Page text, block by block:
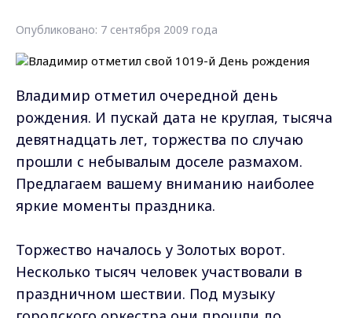
Опубликовано: 7 сентября 2009 года
Владимир отметил очередной день
рождения. И пускай дата не круглая, тысяча
девятнадцать лет, торжества по случаю
прошли с небывалым доселе размахом.
Предлагаем вашему вниманию наиболее
яркие моменты праздника.
Торжество началось у Золотых ворот.
Несколько тысяч человек участвовали в
праздничном шествии. Под музыку